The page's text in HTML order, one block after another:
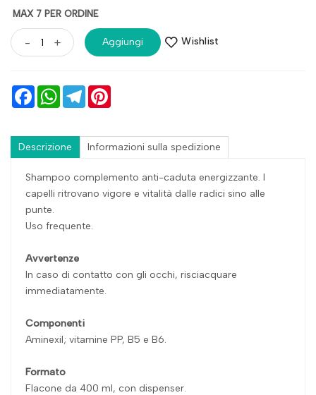
MAX 7 PER ORDINE
- + Aggiungi Wishlist
FacebookWhatsAppTelegram
Descrizione Informazioni sulla spedizione
Shampoo complemento anti-caduta energizzante. I
capelli ritrovano vigore e vitalità dalle radici sino alle
punte.
Uso frequente.
Avvertenze
In caso di contatto con gli occhi, risciacquare
immediatamente.
Componenti
Aminexil; vitamine PP, B5 e B6.
Formato
Flacone da 400 ml, con dispenser.